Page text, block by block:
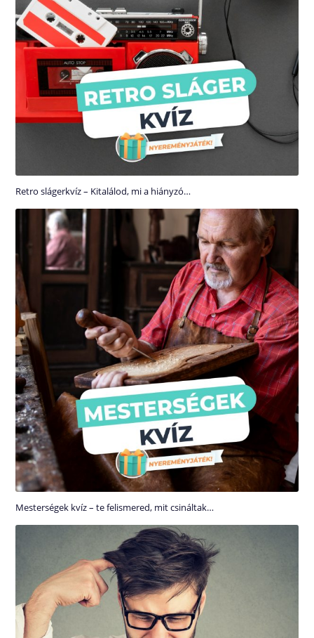
Retro slágerkvíz – Kitalálod, mi a hiányzó…
Mesterségek kvíz – te felismered, mit csináltak…